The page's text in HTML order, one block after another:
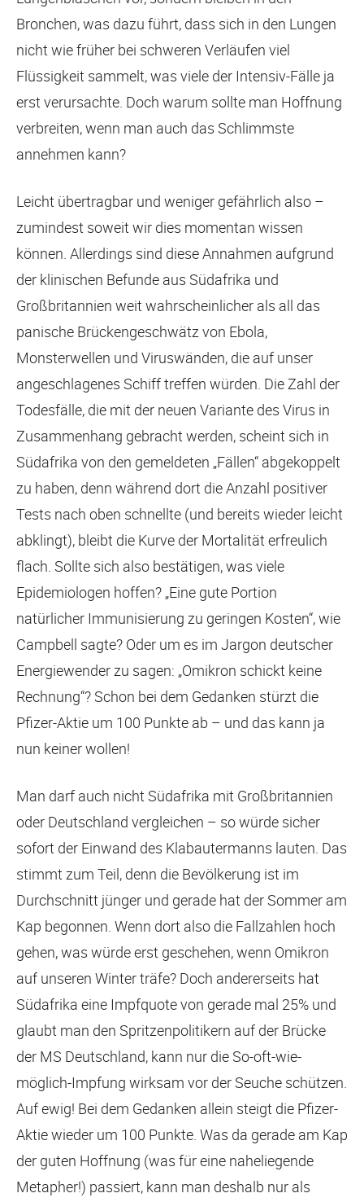
Bronchen, was dazu führt, dass sich in den Lungen
nicht wie früher bei schweren Verläufen viel
Flüssigkeit sammelt, was viele der Intensiv-Fälle ja
erst verursachte. Doch warum sollte man Hoffnung
verbreiten, wenn man auch das Schlimmste
annehmen kann?
Leicht übertragbar und weniger gefährlich also –
zumindest soweit wir dies momentan wissen
können. Allerdings sind diese Annahmen aufgrund
der klinischen Befunde aus Südafrika und
Großbritannien weit wahrscheinlicher als all das
panische Brückengeschwätz von Ebola,
Monsterwellen und Viruswänden, die auf unser
angeschlagenes Schiff treffen würden. Die Zahl der
Todesfälle, die mit der neuen Variante des Virus in
Zusammenhang gebracht werden, scheint sich in
Südafrika von den gemeldeten „Fällen“ abgekoppelt
zu haben, denn während dort die Anzahl positiver
Tests nach oben schnellte (und bereits wieder leicht
abklingt), bleibt die Kurve der Mortalität erfreulich
flach. Sollte sich also bestätigen, was viele
Epidemiologen hoffen? „Eine gute Portion
natürlicher Immunisierung zu geringen Kosten“, wie
Campbell sagte? Oder um es im Jargon deutscher
Energiewender zu sagen: „Omikron schickt keine
Rechnung“? Schon bei dem Gedanken stürzt die
Pfizer-Aktie um 100 Punkte ab – und das kann ja
nun keiner wollen!
Man darf auch nicht Südafrika mit Großbritannien
oder Deutschland vergleichen – so würde sicher
sofort der Einwand des Klabautermanns lauten. Das
stimmt zum Teil, denn die Bevölkerung ist im
Durchschnitt jünger und gerade hat der Sommer am
Kap begonnen. Wenn dort also die Fallzahlen hoch
gehen, was würde erst geschehen, wenn Omikron
auf unseren Winter träfe? Doch andererseits hat
Südafrika eine Impfquote von gerade mal 25% und
glaubt man den Spritzenpolitikern auf der Brücke
der MS Deutschland, kann nur die So-oft-wie-
möglich-Impfung wirksam vor der Seuche schützen.
Auf ewig! Bei dem Gedanken allein steigt die Pfizer-
Aktie wieder um 100 Punkte. Was da gerade am Kap
der guten Hoffnung (was für eine naheliegende
Metapher!) passiert, kann man deshalb nur als